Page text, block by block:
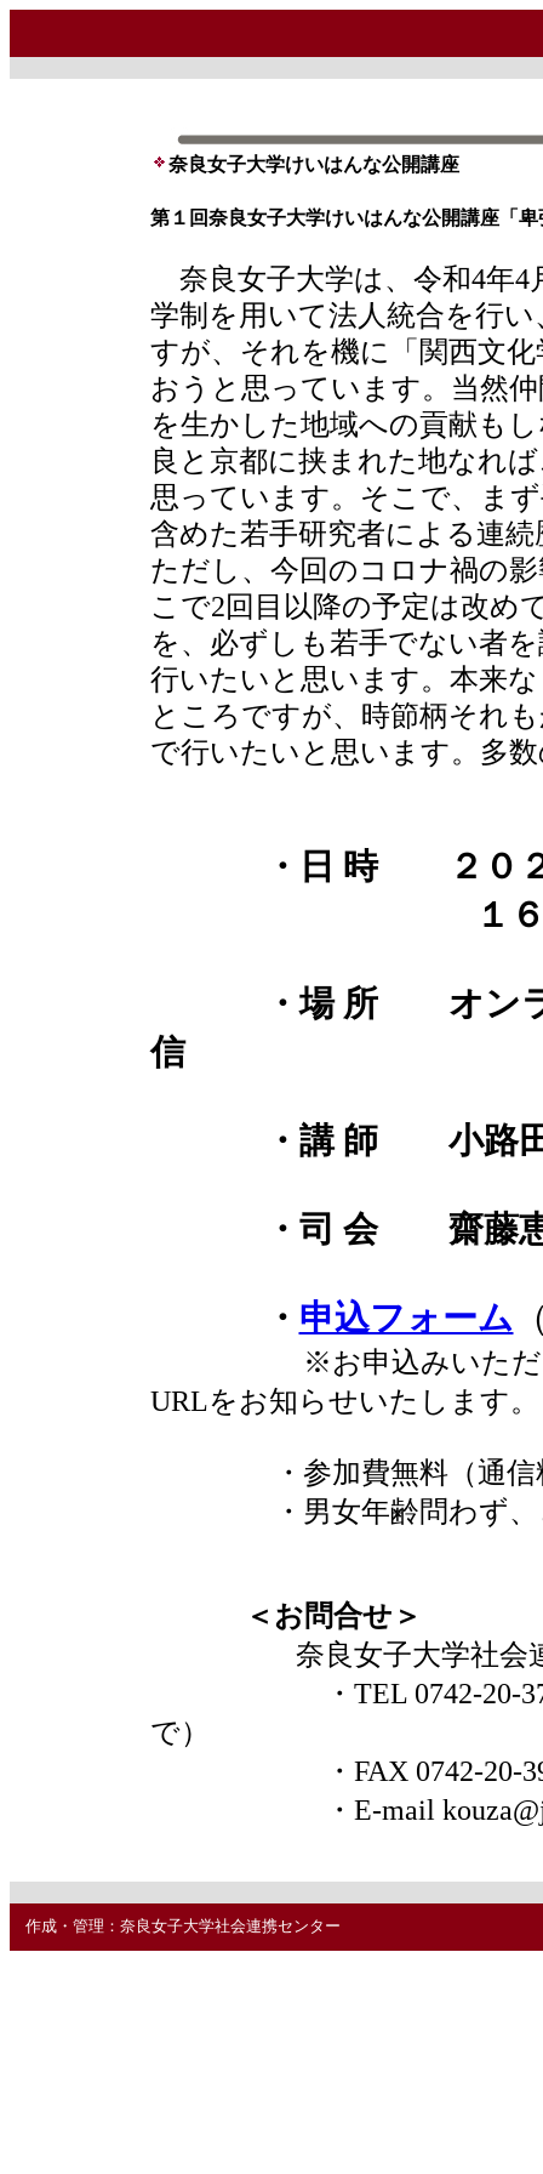
奈良女子大学けいはんな公開講座
第１回奈良女子大学けいはんな公開講座「
奈良女子大学は、令和4年4
学制を用いて法人統合を行
すが、それを機に「関西文
おうと思っています。当然
を生かした地域への貢献も
良と京都に挟まれた地なれ
思っています。そこで、ま
含めた若手研究者による連
ただし、今回のコロナ禍の
こで2回目以降の予定は改め
を、必ずしも若手でない者
行いたいと思います。本来
ところですが、時節柄それ
で行いたいと思います。多
・日 時 ２０
１６：３０
・場 所 オンライ
信
・講 師 小路田泰
・司 会 齋藤恵美
・ 申込フォーム
※お申込みいただいた
URLをお知らせいたします。
・参加費無料（通信料
・男女年齢問わず、ど
＜お問合せ＞
奈良女子大学社会連
・TEL 0742-20-3734（
で）
・FAX 0742-20-
・E-mail
作成・管理：奈良女子大学社会連携センター